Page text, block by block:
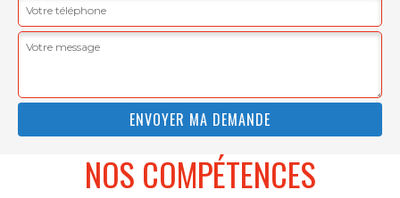
NOS COMPÉTENCES